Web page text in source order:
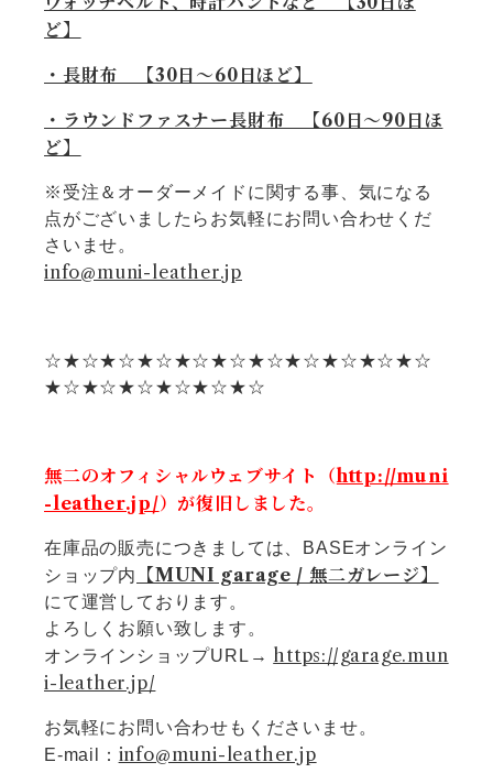
ど】
・長財布 【30日〜60日ほど】
・ラウンドファスナー長財布 【60日〜90日ほ
ど】
※受注＆オーダーメイドに関する事、気になる
点がございましたらお気軽にお問い合わせくだ
さいませ。
info@muni-leather.jp
☆★☆★☆★☆★☆★☆★☆★☆★☆★☆★☆
★☆★☆★☆★☆★☆★☆
無二のオフィシャルウェブサイト（http://muni
-leather.jp/）が復旧しました。
在庫品の販売につきましては、BASEオンライン
ショップ内
【MUNI garage / 無二ガレージ】
にて運営しております。
よろしくお願い致します。
オンラインショップURL→ https://garage.mun
i-leather.jp/
お気軽にお問い合わせもくださいませ。
E-mail： info@muni-leather.jp